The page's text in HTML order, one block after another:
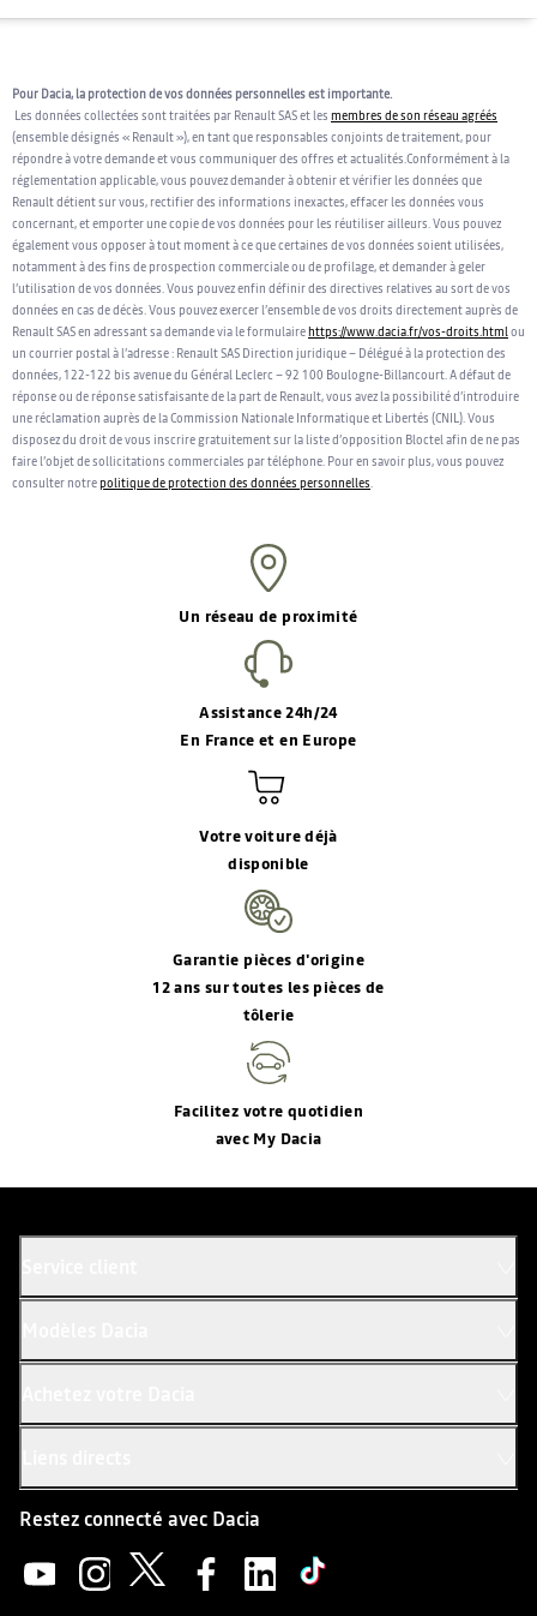
Pour Dacia, la protection de vos données personnelles est importante.
Les données collectées sont traitées par Renault SAS et les membres de son réseau agréés
(ensemble désignés « Renault »), en tant que responsables conjoints de traitement, pour
répondre à votre demande et vous communiquer des offres et actualités.Conformément à la
réglementation applicable, vous pouvez demander à obtenir et vérifier les données que
Renault détient sur vous, rectifier des informations inexactes, effacer les données vous
concernant, et emporter une copie de vos données pour les réutiliser ailleurs. Vous pouvez
également vous opposer à tout moment à ce que certaines de vos données soient utilisées,
notamment à des fins de prospection commerciale ou de profilage, et demander à geler
l’utilisation de vos données. Vous pouvez enfin définir des directives relatives au sort de vos
données en cas de décès. Vous pouvez exercer l’ensemble de vos droits directement auprès de
Renault SAS en adressant sa demande via le formulaire https://www.dacia.fr/vos-droits.html ou
un courrier postal à l’adresse : Renault SAS Direction juridique – Délégué à la protection des
données, 122-122 bis avenue du Général Leclerc – 92 100 Boulogne-Billancourt. A défaut de
réponse ou de réponse satisfaisante de la part de Renault, vous avez la possibilité d’introduire
une réclamation auprès de la Commission Nationale Informatique et Libertés (CNIL). Vous
disposez du droit de vous inscrire gratuitement sur la liste d’opposition Bloctel afin de ne pas
faire l’objet de sollicitations commerciales par téléphone. Pour en savoir plus, vous pouvez
consulter notre politique de protection des données personnelles
Un réseau de proximité
Assistance 24h/24
En France et en Europe
Votre voiture déjà
disponible
Garantie pièces d'origine
12 ans sur toutes les pièces de
tôlerie
Facilitez votre quotidien
avec My Dacia
Restez connecté avec Dacia